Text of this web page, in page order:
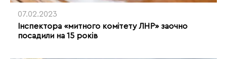
07.02.2023
Інспектора «митного комітету ЛНР» заочно
посадили на 15 років